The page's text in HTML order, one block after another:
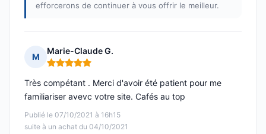
efforcerons de continuer à vous offrir le meilleur.
M
Marie-Claude G.
Note : 5 sur 5
Publié le 07/10/2021 à 16h15
suite à un achat du 04/10/2021
Très compétant . Merci d'avoir été patient pour me
familiariser avevc votre site. Cafés au top